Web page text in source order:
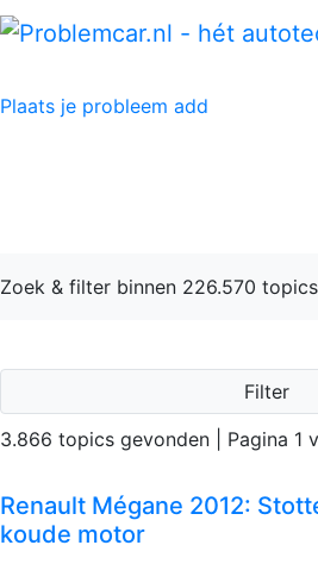
Plaats je probleem add
Zoek & filter binnen 226.570 topics
Filter
3.866 topics gevonden | Pagina 1
Renault Mégane 2012:
koude motor